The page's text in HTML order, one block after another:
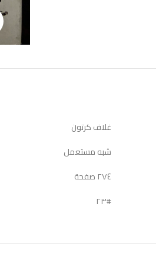
غلاف كرتون
شبه مستعمل
٢٧٤ صفحة
#٢٣